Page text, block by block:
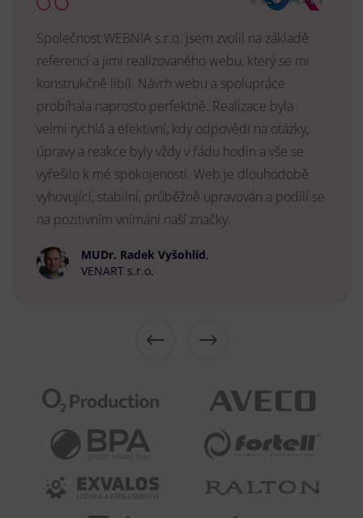
Společnost WEBNIA s.r.o. jsem zvolil na základě
referencí a jimi realizovaného webu, který se mi
konstrukčně libíl. Návrh webu a spolupráce
probíhala naprosto perfektně. Realizace byla
velmi rychlá a efektivní, kdy odpovědi na otázky,
úpravy a reakce byly vždy v řádu hodin a vše se
vyřešilo k mé spokojenosti. Web je dlouhodobě
vyhovující, stabilní, průběžně upravován a podílí se
na pozitivním vnímání naší značky.
MUDr. Radek Vyšohlíd,
VENART s.r.o.